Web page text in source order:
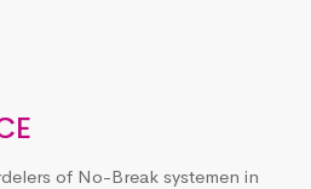
of No-Break systemen in